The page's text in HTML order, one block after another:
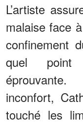
L’artiste
malaise face
confinement
quel point
inconfort,
touché les